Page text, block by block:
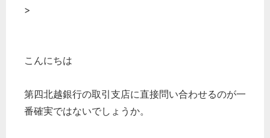
>
こんにちは
第四北越銀行の取引支店に直接問い合わせるのが一
番確実ではないでしょうか。